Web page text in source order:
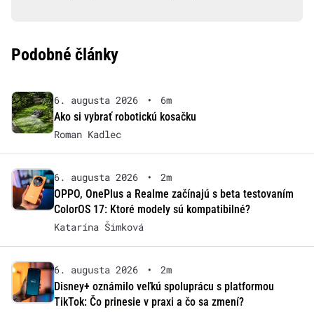
Podobné články
6. augusta 2026 •
6m
Ako si vybrať robotickú kosačku
Roman Kadlec
6. augusta 2026 •
2m
OPPO, OnePlus a Realme začínajú s beta testovaním
ColorOS 17: Ktoré modely sú kompatibilné?
Katarína Šimková
6. augusta 2026 •
2m
Disney+ oznámilo veľkú spoluprácu s platformou
TikTok: Čo prinesie v praxi a čo sa zmení?